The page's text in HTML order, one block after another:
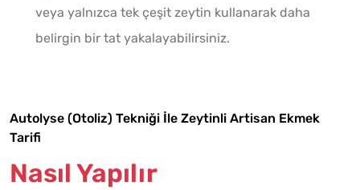
veya yalnızca tek çeşit zeytin kullanarak daha
belirgin bir tat yakalayabilirsiniz.
Autolyse (Otoliz) Tekniği İle Zeytinli Artisan Ekmek
Tarifi
Nasıl Yapılır